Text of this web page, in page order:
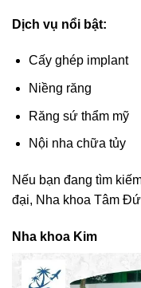
Dịch vụ nổi bật:
Cấy ghép implant
Niềng răng
Răng sứ thẩm mỹ
Nội nha chữa tủy
Nếu bạn đang tìm
đại, Nha khoa Tâm
Nha khoa Kim